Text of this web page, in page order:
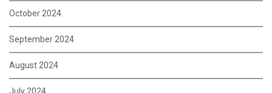
October 2024
September 2024
August 2024